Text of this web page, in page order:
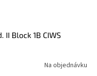
II Block 1B CIWS
Na objednávku